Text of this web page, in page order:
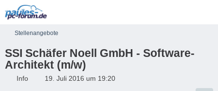
Stellenangebote
SSI Schäfer Noell GmbH - Software-
Architekt (m/w)
Info 19. Juli 2016 um 19:20